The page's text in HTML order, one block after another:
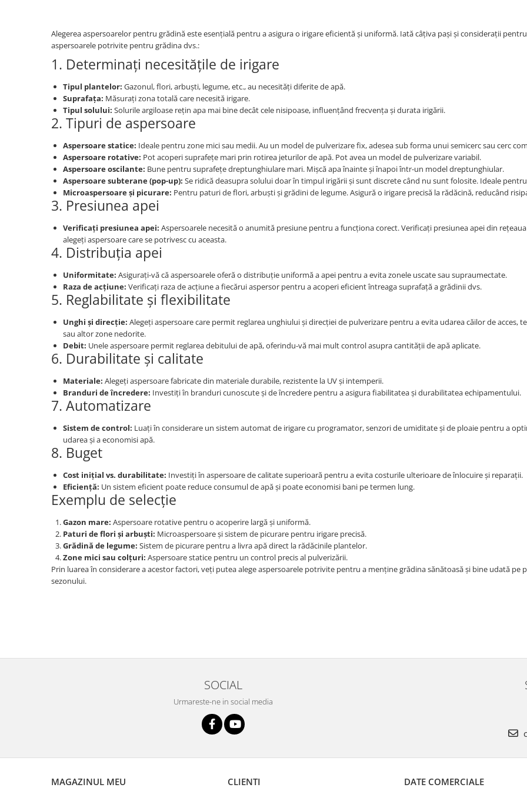
Alegerea aspersoarelor pentru grădină este esențială pentru a asigura o irigare eficientă și uniformă. Iată câțiva pași și considerații
aspersoarele potrivite pentru grădina dvs.:
1. Determinați necesitățile de irigare
Tipul plantelor: Gazonul, flori, arbuști, legume, etc., au necesități diferite de apă.
Suprafața: Măsurați zona totală care necesită irigare.
Tipul solului: Solurile argiloase rețin apa mai bine decât cele nisipoase, influențând frecvența și durata irigării.
2. Tipuri de aspersoare
Aspersoare statice: Ideale pentru zone mici sau medii. Au un model de pulverizare fix, adesea sub forma unui semicerc sau cerc
Aspersoare rotative: Pot acoperi suprafețe mari prin rotirea jeturilor de apă. Pot avea un model de pulverizare variabil.
Aspersoare oscilante: Bune pentru suprafețe dreptunghiulare mari. Mișcă apa înainte și înapoi într-un model dreptunghiular.
Aspersoare subterane (pop-up): Se ridică deasupra solului doar în timpul irigării și sunt discrete când nu sunt folosite. Ideale
Microaspersoare și picurare: Pentru paturi de flori, arbuști și grădini de legume. Asigură o irigare precisă la rădăcină, reducând
3. Presiunea apei
Verificați presiunea apei: Aspersoarele necesită o anumită presiune pentru a funcționa corect. Verificați presiunea apei din
alegeți aspersoare care se potrivesc cu aceasta.
4. Distribuția apei
Uniformitate: Asigurați-vă că aspersoarele oferă o distribuție uniformă a apei pentru a evita zonele uscate sau supraumectate.
Raza de acțiune: Verificați raza de acțiune a fiecărui aspersor pentru a acoperi eficient întreaga suprafață a grădinii dvs.
5. Reglabilitate și flexibilitate
Unghi și direcție: Alegeți aspersoare care permit reglarea unghiului și direcției de pulverizare pentru a evita udarea căilor de acces,
sau altor zone nedorite.
Debit: Unele aspersoare permit reglarea debitului de apă, oferindu-vă mai mult control asupra cantității de apă aplicate.
6. Durabilitate și calitate
Materiale: Alegeți aspersoare fabricate din materiale durabile, rezistente la UV și intemperii.
Branduri de încredere: Investiți în branduri cunoscute și de încredere pentru a asigura fiabilitatea și durabilitatea echipamentului.
7. Automatizare
Sistem de control: Luați în considerare un sistem automat de irigare cu programator, senzori de umiditate și de ploaie pentru a
udarea și a economisi apă.
8. Buget
Cost inițial vs. durabilitate: Investiți în aspersoare de calitate superioară pentru a evita costurile ulterioare de înlocuire și reparații.
Eficiență: Un sistem eficient poate reduce consumul de apă și poate economisi bani pe termen lung.
Exemplu de selecție
Gazon mare: Aspersoare rotative pentru o acoperire largă și uniformă.
Paturi de flori și arbuști: Microaspersoare și sistem de picurare pentru irigare precisă.
Grădină de legume: Sistem de picurare pentru a livra apă direct la rădăcinile plantelor.
Zone mici sau colțuri: Aspersoare statice pentru un control precis al pulverizării.
Prin luarea în considerare a acestor factori, veți putea alege aspersoarele potrivite pentru a menține grădina sănătoasă și bine udată pe
sezonului.
SOCIAL
Urmareste-ne in social media
MAGAZINUL MEU CLIENTI DATE COMERCIALE